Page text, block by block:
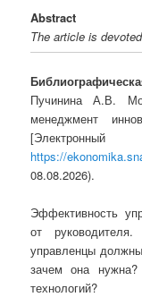
Abstract
The article is
Пучинина А.В.
менеджмент
https://
08.08.2026).
Эффективность
от
управленцы
зачем она нужна?
технологий?